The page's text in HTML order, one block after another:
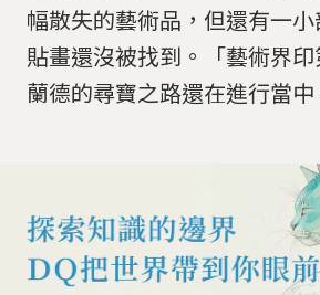
幅散失的藝術品，但還有一
貼畫還沒被找到。「藝術界
蘭德的尋寶之路還在進行當中